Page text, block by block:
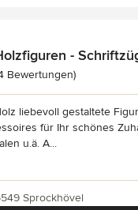
-
5 von 5
Bewertungen)
liebevoll gestaltete
für Ihr schönes
u.ä. A...
Sprockhövel